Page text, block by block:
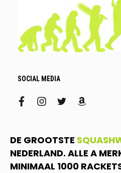
SOCIAL MEDIA
facebookinstagram
twitteramazon
DE GROOTSTE
NEDERLAND. ALLE A
MINIMAAL 1000